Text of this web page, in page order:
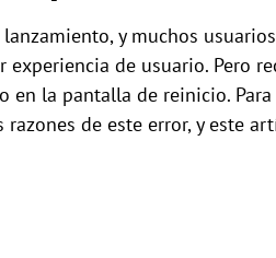
y muchos
de usuario. Pero
la pantalla de reinicio.
de este error, y este